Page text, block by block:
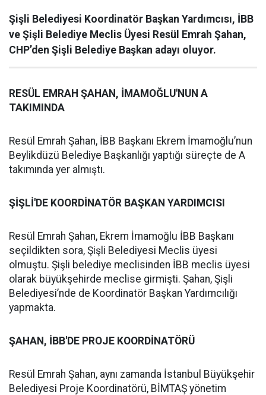
Şişli Belediyesi Koordinatör Başkan Yardımcısı, İBB
ve Şişli Belediye Meclis Üyesi Resül Emrah Şahan,
CHP’den Şişli Belediye Başkan adayı oluyor.
RESÜL EMRAH ŞAHAN, İMAMOĞLU'NUN A
TAKIMINDA
Resül Emrah Şahan, İBB Başkanı Ekrem İmamoğlu’nun
Beylikdüzü Belediye Başkanlığı yaptığı süreçte de A
takımında yer almıştı.
ŞİŞLİ'DE KOORDİNATÖR BAŞKAN YARDIMCISI
Resül Emrah Şahan, Ekrem İmamoğlu İBB Başkanı
seçildikten sora, Şişli Belediyesi Meclis üyesi
olmuştu. Şişli belediye meclisinden İBB meclis üyesi
olarak büyükşehirde meclise girmişti. Şahan, Şişli
Belediyesi’nde de Koordinatör Başkan Yardımcılığı
yapmakta.
ŞAHAN, İBB'DE PROJE KOORDİNATÖRÜ
Resül Emrah Şahan, aynı zamanda İstanbul Büyükşehir
Belediyesi Proje Koordinatörü, BİMTAŞ yönetim